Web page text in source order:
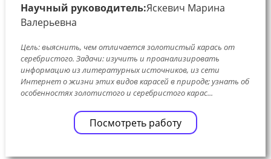
Научный руководитель:Яскевич Марина
Валерьевна
Цель: выяснить, чем отличается золотистый карась от
серебристого. Задачи: изучить и проанализировать
информацию из литературных источников, из сети
Интернет о жизни этих видов карасей в природе; узнать об
особенностях золотистого и серебристого карас...
Посмотреть работу